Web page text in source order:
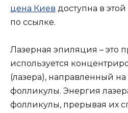
цена Киев доступна в
по ссылке.
Лазерная эпиляция – это
используется
(лазера), направленный
фолликулы. Энергия
фолликулы, прерывая их